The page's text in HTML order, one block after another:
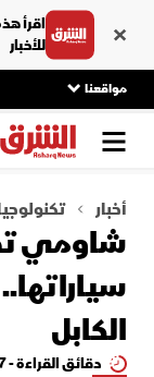
اقرأ
للأخبار
مواقعنا
أخبار
شاومي
الكابل
دقائق القراءة - 7